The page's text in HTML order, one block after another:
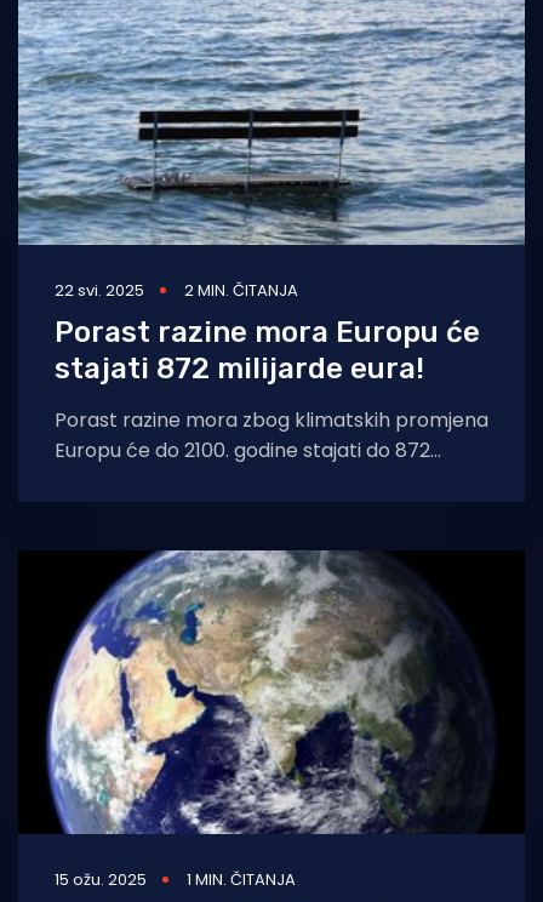
22 svi. 2025 2 MIN. ČITANJA
Porast razine mora Europu će
stajati 872 milijarde eura!
Porast razine mora zbog klimatskih promjena
Europu će do 2100. godine stajati do 872
15 ožu. 2025 1 MIN. ČITANJA